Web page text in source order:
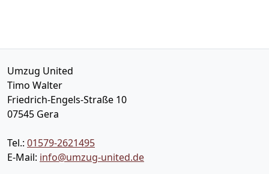
Umzug United
Timo Walter
Friedrich-Engels-Straße 10
07545 Gera
Tel.: 01579-2621495
E-Mail: info@umzug-united.de